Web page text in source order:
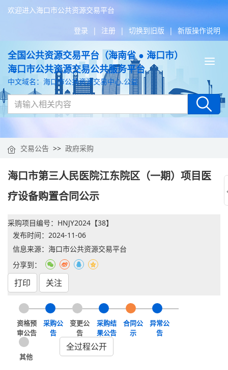
欢迎进入海口市公共资源交易平台
登录 | 注册 | 切换到旧版 | 新版操作说明
全国公共资源交易平台（海南省 ● 海口市）
海口市公共资源交易公共服务平台
中文域名：海口市公共资源交易中心.公益
交易公告 >> 政府采购
海口市第三人民医院江东院区（一期）项目医
疗设备购置合同公示
采购项目编号：HNJY2024【38】
发布时间： 2024-11-06
信息来源：海口市公共资源交易平台
分享到：
打印 关注
资格预
审公告
采购公
告
变更公
告
采购结
果公告
合同公
示
异常公
告
其他
全过程公开